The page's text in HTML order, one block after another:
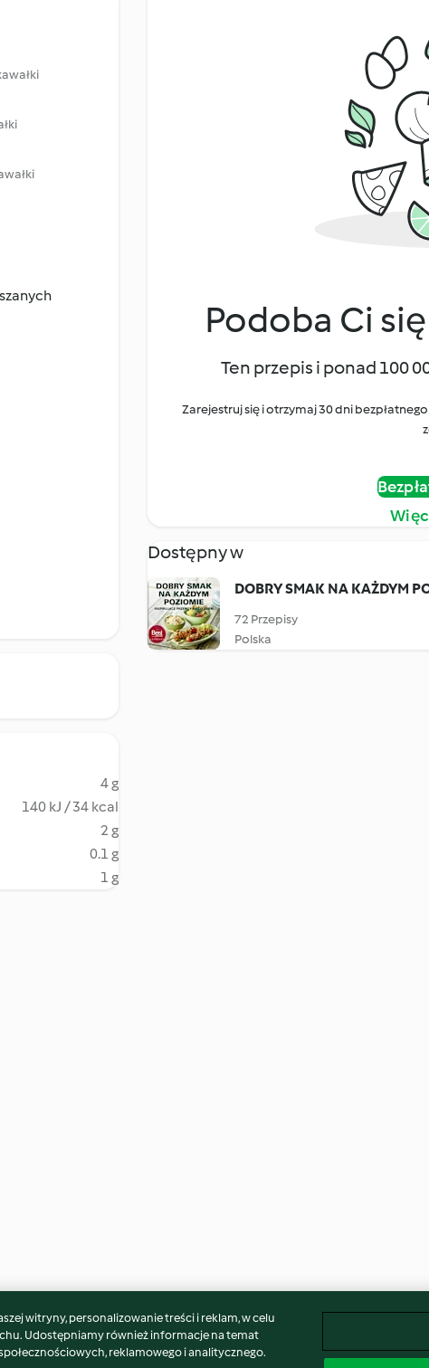
4 g
140 kJ / 34 kcal
2 g
0.1 g
1 g
Podoba Ci
Ten przepis i ponad 100
Zarejestruj się i otrzymaj 30 dni
Dostępny w
DOBRY SMAK NA KAŻDYM
72 Przepisy
Polska
witryny, personalizowanie treści i reklam, w celu
Udostępniamy również informacje na temat
reklamowego i analitycznego.